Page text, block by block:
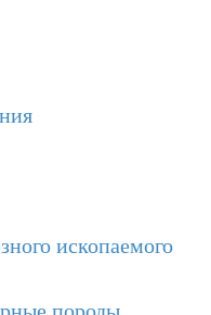
ископаемого